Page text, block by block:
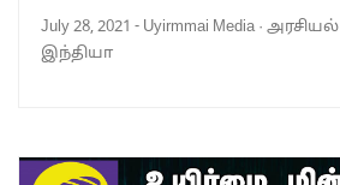
July 28, 2021 - Uyirmmai Media · அரசியல்
இந்தியா